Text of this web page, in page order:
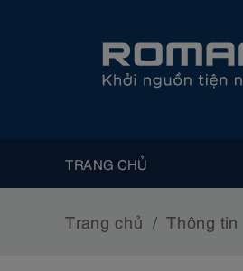
TRANG CHỦ
Trang chủ Thông tin